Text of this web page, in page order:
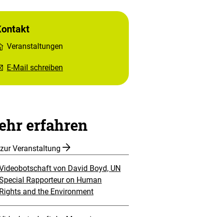
Veranstaltungen
E-Mail schreiben
erfahren
Veranstaltung
von David Boyd, UN
Rapporteur on Human
Rights and the Environment